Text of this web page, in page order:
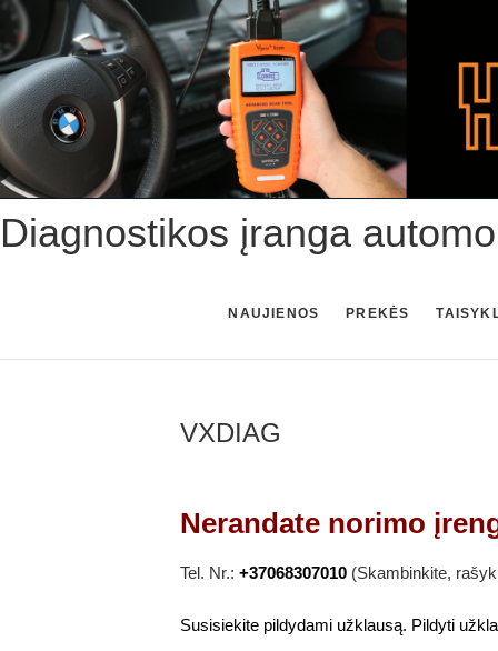
Skip
to
content
Diagnostikos įranga
NAUJIENOS PREKĖS
VXDIAG
Nerandate norimo
Tel. Nr.: +37068307010 (Skambinkite,
Susisiekite pildydami užklausą. Pildyti